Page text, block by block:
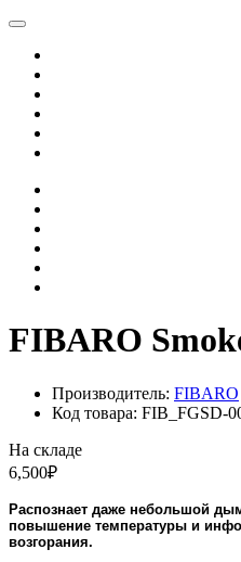
FIBARO
Производитель: FIBARO
Код товара: FIB_FGSD-
На складе
6,500₽
Распознает даже небольшой
повышение температуры и
возгорания.